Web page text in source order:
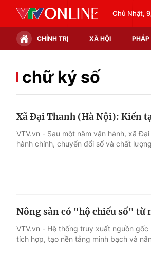
Chủ Nhật,
CHÍNH TRỊ XÃ HỘI PHÁP
Chính trị
Thế giới đó đây
chữ ký số
Xã Đại Thanh (Hà Nội): Kiến
VTV.vn - Sau một năm vận hành, xã
hành chính, chuyển đổi số và chất
Nông sản có "hộ chiếu số" từ
VTV.vn - Hệ thống truy xuất nguồn
tích hợp, tạo nền tảng minh bạch và